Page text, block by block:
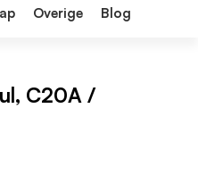
Overige Blog
C20A /